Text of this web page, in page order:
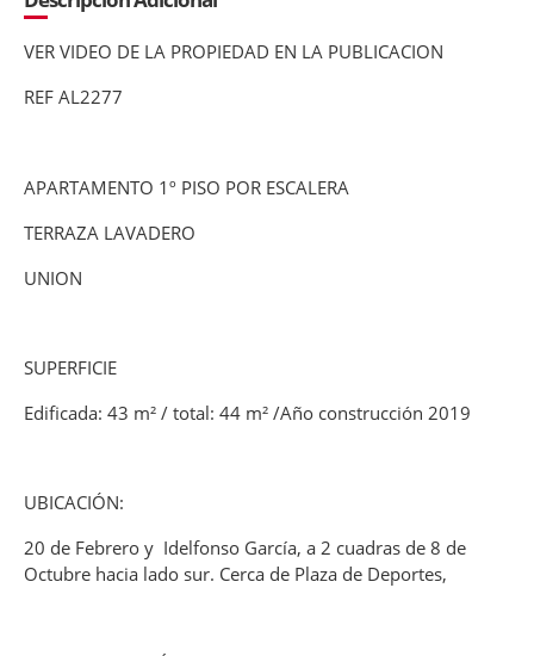
VER VIDEO DE LA PROPIEDAD EN LA PUBLICACION
REF AL2277
APARTAMENTO 1º PISO POR ESCALERA
TERRAZA LAVADERO
UNION
SUPERFICIE
Edificada: 43 m² / total: 44 m² /Año construcción 2019
UBICACIÓN:
20 de Febrero y Idelfonso García, a 2 cuadras de 8 de
Octubre hacia lado sur. Cerca de Plaza de Deportes,